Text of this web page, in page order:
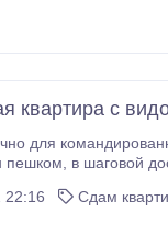
квартира с
для
в шаговой доступности
22:16
Сдам